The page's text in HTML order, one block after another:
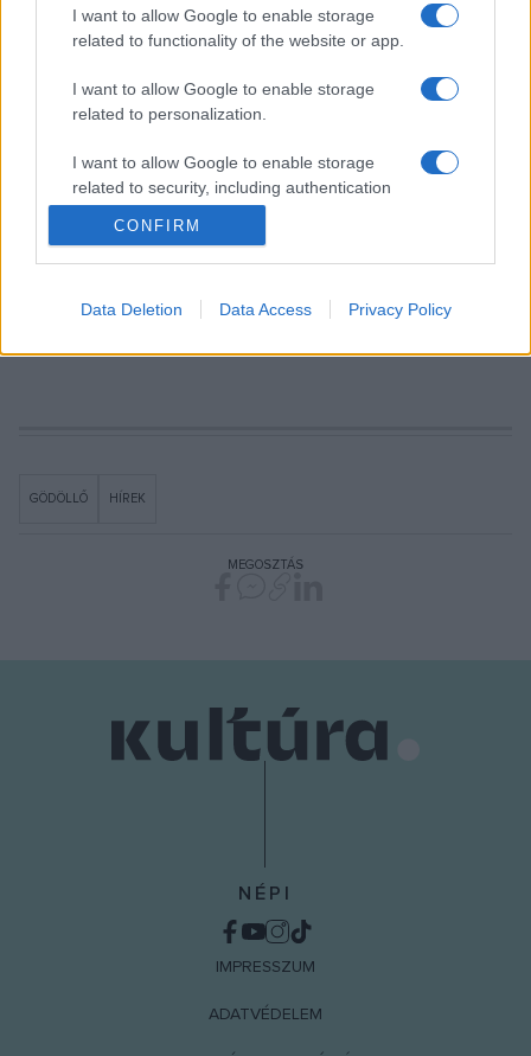
I want to allow Google to enable storage
related to functionality of the website or app.
I want to allow Google to enable storage
related to personalization.
I want to allow Google to enable storage
related to security, including authentication
functionality and fraud prevention, and other
user protection.
CONFIRM
Data Deletion Data Access Privacy Policy
élő tehetséges fiatalok művészi képzésben részesülhettek,
a tanulni vágyók könyveket kölcsönözhettek vagy a
városszerte híres báb- és színházi előadásokon vehettek
részt ? hangsúlyozta Péterfi Csaba.
A tárlat a második alkalommal megrendezendő GödöllŐsz
Fesztivál keretén belül nyílik október 15-én.
Forrás: MTI
GÖDÖLLŐ HÍREK
MEGOSZTÁS
NÉPI
IMPRESSZUM
ADATVÉDELEM